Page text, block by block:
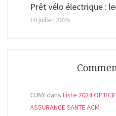
Prêt vélo électrique :
10 juillet 2026
CUNY dans Liste 2024
ASSURANCE SANTE ACM